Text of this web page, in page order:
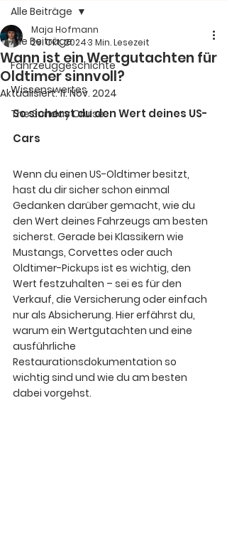
Alle Beiträge
Fahrzeuggeschichte
Wissenswertes
The Sunday Cruise
Alle Beiträge
Wann ist ein Wertgutachten für
Oldtimer sinnvoll?
Maja Hofmann
29. Okt. 20243 Min. Lesezeit
Aktualisiert:11. Nov. 2024
So sicherst du den Wert deines US-
Cars
Wenn du einen US-Oldtimer besitzt,
hast du dir sicher schon einmal
Gedanken darüber gemacht, wie du
den Wert deines Fahrzeugs am besten
sicherst. Gerade bei Klassikern wie
Mustangs, Corvettes oder auch
Oldtimer-Pickups ist es wichtig, den
Wert festzuhalten – sei es für den
Verkauf, die Versicherung oder einfach
nur als Absicherung. Hier erfährst du,
warum ein Wertgutachten und eine
ausführliche
Restaurationsdokumentation so
wichtig sind und wie du am besten
dabei vorgehst.